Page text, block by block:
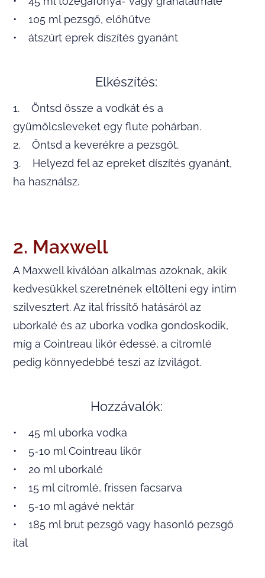
• 105 ml pezsgő, előhűtve
• átszúrt eprek díszítés gyanánt
Elkészítés:
1. Öntsd össze a vodkát és a
gyümölcsleveket egy flute pohárban.
2. Öntsd a keverékre a pezsgőt.
3. Helyezd fel az epreket díszítés gyanánt,
ha használsz.
2. Maxwell
A Maxwell kiválóan alkalmas azoknak, akik
kedvesükkel szeretnének eltölteni egy intim
szilvesztert. Az ital frissítő hatásáról az
uborkalé és az uborka vodka gondoskodik,
míg a Cointreau likőr édessé, a citromlé
pedig könnyedebbé teszi az ízvilágot.
Hozzávalók:
• 45 ml uborka vodka
• 5-10 ml Cointreau likőr
• 20 ml uborkalé
• 15 ml citromlé, frissen facsarva
• 5-10 ml agávé nektár
• 185 ml brut pezsgő vagy hasonló pezsgő
ital